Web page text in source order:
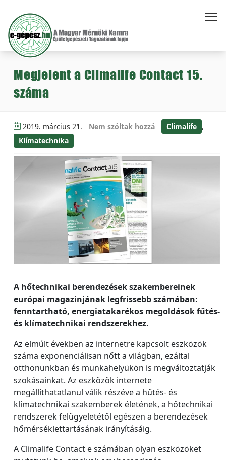
Megjelent a Climalife Contact 15.
száma
2019. március 21. Nem szóltak hozzá Climalife ,
Klímatechnika
A hőtechnikai berendezések szakembereinek
európai magazinjának legfrissebb számában:
fenntartható, energiatakarékos megoldások fűtés-
és klímatechnikai rendszerekhez.
Az elmúlt években az internetre kapcsolt eszközök
száma exponenciálisan nőtt a világban, ezáltal
otthonunkban és munkahelyükön is megváltoztatják
szokásainkat. Az eszközök internete
megállíthatatlanul válik részéve a hűtés- és
klímatechnikai szakemberek életének, a hőtechnikai
rendszerek felügyeletétől egészen a berendezések
hőmérséklettartásának irányításáig.
A Climalife Contact e számában olyan eszközöket